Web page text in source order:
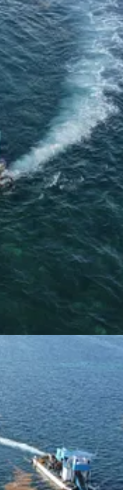
de la alga a la costa. Los
de Puerto Morelos, un ejemplo